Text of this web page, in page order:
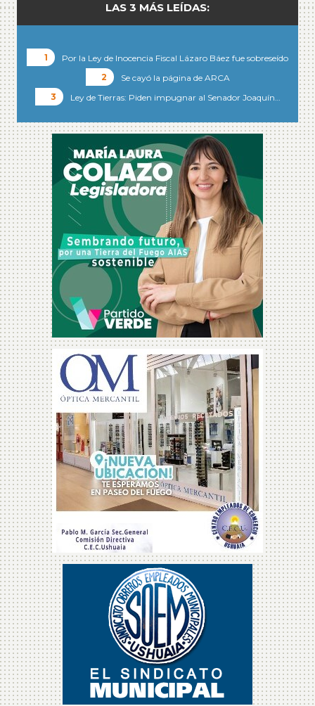
LAS 3 MÁS LEÍDAS:
Por la Ley de Inocencia Fiscal Lázaro Báez fue sobreseído
Se cayó la página de ARCA
Ley de Tierras: Piden impugnar al Senador Joaquín…